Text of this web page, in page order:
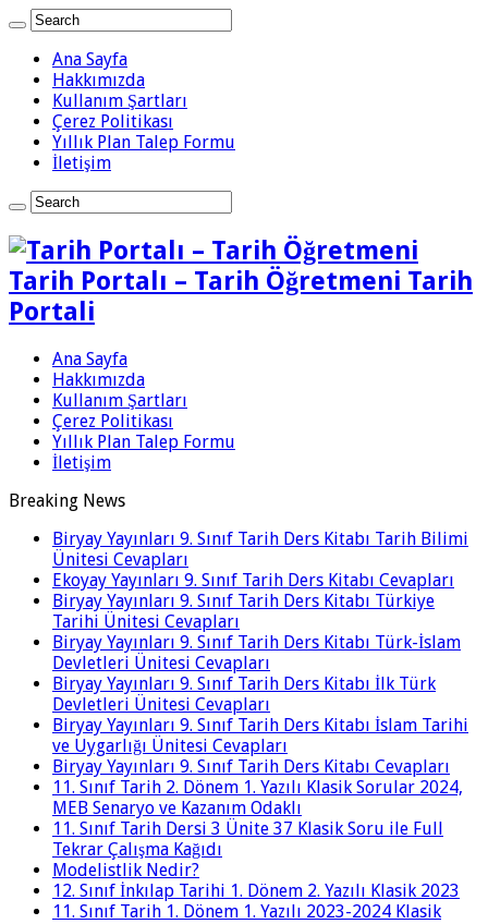
Ana Sayfa
Hakkımızda
Kullanım Şartları
Çerez Politikası
Yıllık Plan Talep Formu
İletişim
Tarih Portalı – Tarih Öğretmeni Tarih
Portali
Ana Sayfa
Hakkımızda
Kullanım Şartları
Çerez Politikası
Yıllık Plan Talep Formu
İletişim
Breaking News
Biryay Yayınları 9. Sınıf Tarih Ders Kitabı Tarih Bilimi
Ünitesi Cevapları
Ekoyay Yayınları 9. Sınıf Tarih Ders Kitabı Cevapları
Biryay Yayınları 9. Sınıf Tarih Ders Kitabı Türkiye
Tarihi Ünitesi Cevapları
Biryay Yayınları 9. Sınıf Tarih Ders Kitabı Türk-İslam
Devletleri Ünitesi Cevapları
Biryay Yayınları 9. Sınıf Tarih Ders Kitabı İlk Türk
Devletleri Ünitesi Cevapları
Biryay Yayınları 9. Sınıf Tarih Ders Kitabı İslam Tarihi
ve Uygarlığı Ünitesi Cevapları
Biryay Yayınları 9. Sınıf Tarih Ders Kitabı Cevapları
11. Sınıf Tarih 2. Dönem 1. Yazılı Klasik Sorular 2024,
MEB Senaryo ve Kazanım Odaklı
11. Sınıf Tarih Dersi 3 Ünite 37 Klasik Soru ile Full
Tekrar Çalışma Kağıdı
Modelistlik Nedir?
12. Sınıf İnkılap Tarihi 1. Dönem 2. Yazılı Klasik 2023
11. Sınıf Tarih 1. Dönem 1. Yazılı 2023-2024 Klasik